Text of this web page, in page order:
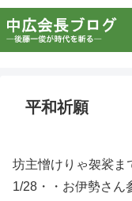
平和祈願
坊主憎けりゃ袈裟ま
1/28・・お伊勢さん